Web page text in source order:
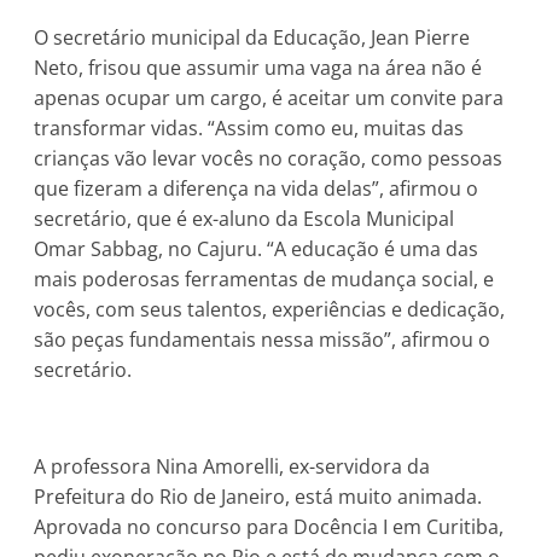
O secretário municipal da Educação, Jean Pierre
Neto, frisou que assumir uma vaga na área não é
apenas ocupar um cargo, é aceitar um convite para
transformar vidas. “Assim como eu, muitas das
crianças vão levar vocês no coração, como pessoas
que fizeram a diferença na vida delas”, afirmou o
secretário, que é ex-aluno da Escola Municipal
Omar Sabbag, no Cajuru. “A educação é uma das
mais poderosas ferramentas de mudança social, e
vocês, com seus talentos, experiências e dedicação,
são peças fundamentais nessa missão”, afirmou o
secretário.
A professora Nina Amorelli, ex-servidora da
Prefeitura do Rio de Janeiro, está muito animada.
Aprovada no concurso para Docência I em Curitiba,